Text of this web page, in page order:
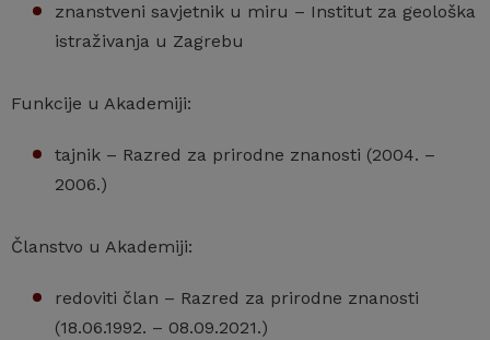
znanstveni savjetnik u miru – Institut za geološka
istraživanja u Zagrebu
Funkcije u Akademiji:
tajnik – Razred za prirodne znanosti (2004. –
2006.)
Članstvo u Akademiji:
redoviti član – Razred za prirodne znanosti
(18.06.1992. – 08.09.2021.)